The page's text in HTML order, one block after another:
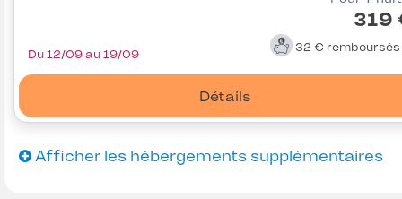
319
32 € remboursés
Détails
Du 12/09 au 19/09
Afficher les hébergements supplémentaires